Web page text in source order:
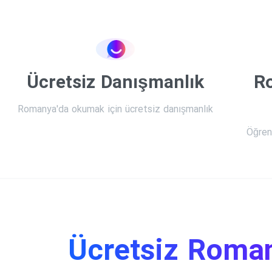
Ücretsiz Danışmanlık
Romanya'da okumak için ücretsiz danışmanlık
Ücretsiz